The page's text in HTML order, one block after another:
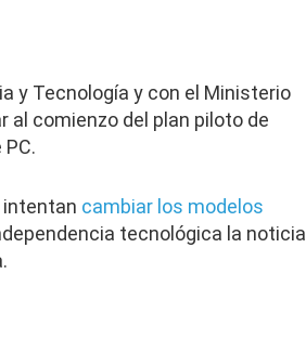
y Tecnología y con el Ministerio
al comienzo del plan piloto de
cambiar los modelos
tecnológica la noticia